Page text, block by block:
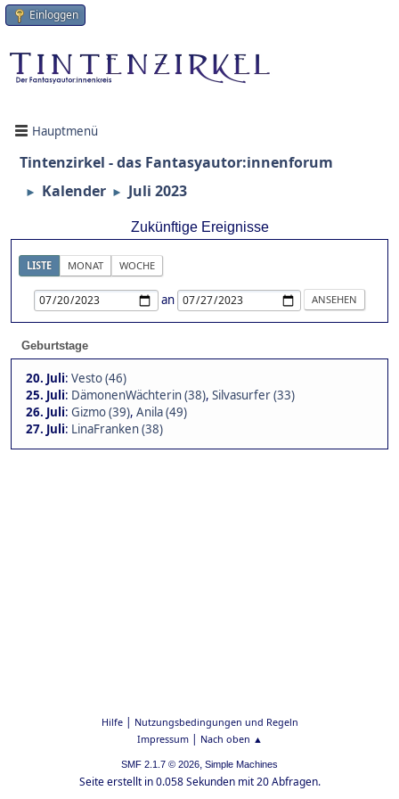
Einloggen
Hauptmenü
Tintenzirkel - das Fantasyautor:innenforum
► Kalender ► Juli 2023
Zukünftige Ereignisse
LISTE MONAT WOCHE
an
Geburtstage
20. Juli: Vesto (46)
25. Juli: DämonenWächterin (38), Silvasurfer (33)
26. Juli: Gizmo (39), Anila (49)
27. Juli: LinaFranken (38)
Hilfe| Nutzungsbedingungen und Regeln
Impressum| Nach oben ▲
SMF 2.1.7 © 2026, Simple Machines
Seite erstellt in 0.058 Sekunden mit 20 Abfragen.